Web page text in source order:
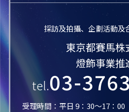
採訪及拍攝、企劃活動及
東京都賽馬株
燈飾事業推
tel.03-
受理時間：平日 9：30～17：